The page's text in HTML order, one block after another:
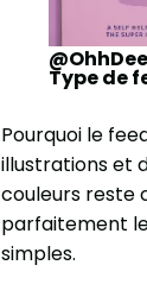
Type de
Pourquoi le
illustrations et
couleurs reste
parfaitement
simples.